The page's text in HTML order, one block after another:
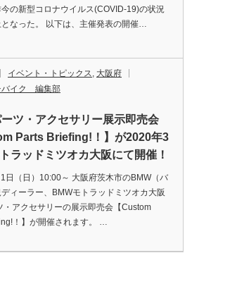
の新型コロナウイルス(COVID-19)の状況
となった。 以下は、主催発表の開催…
イベント・トピックス, 大阪府
バイク 編集部
ーツ・アクセサリー展示即売会
Parts Briefing!！】が2020年3
ラッドミツオカ大阪にて開催！
日（日）10:00～ 大阪府茨木市のBMW（バ
ィーラー、BMWモトラッドミツオカ大阪
・アクセサリーの展示即売会【Custom
！】が開催されます。 …